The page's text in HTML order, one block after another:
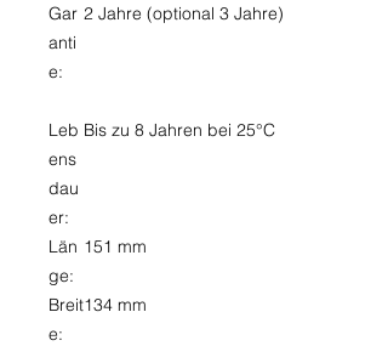
Gar
anti
e:
2 Jahre (optional 3 Jahre)
Leb
ens
dau
er:
Bis zu 8 Jahren bei 25°C
Län
ge:
151 mm
Breit
e:
134 mm